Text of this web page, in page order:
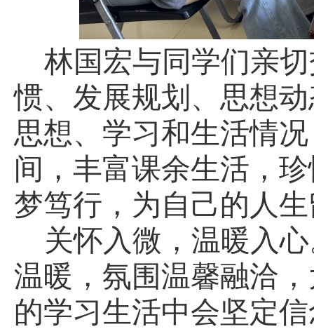
林国宏与同学们亲
惯、发展规划、思想
思想、学习和生活情
间，丰富课余生活，
梦笃行，为自己的人
关怀入微，温暖入
温暖，氛围温馨融洽
的学习生活中会坚定